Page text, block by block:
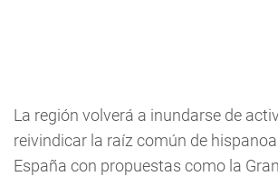
La región volverá a inundarse de
reivindicar la raíz común de
España con propuestas como la